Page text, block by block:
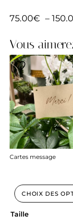
75.00€ –
Vous
Cartes message
CHOIX DES
Taille